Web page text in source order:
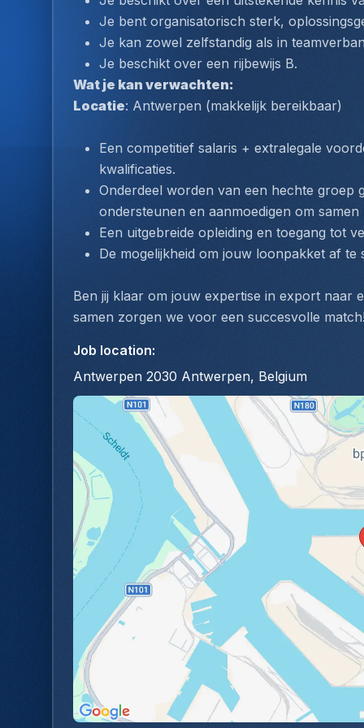
Je bent organisatorisch sterk,
Je kan zowel zelfstandig als in
Je beschikt over een rijbewijs B.
Wat je kan verwachten:
Locatie: Antwerpen (makkelijk bereikbaar)
Een competitief salaris + extralegale
kwalificaties.
Onderdeel worden van een hechte groep
ondersteunen en aanmoedigen om
Een uitgebreide opleiding en toegang tot
De mogelijkheid om jouw loonpakket af
Ben jij klaar om jouw expertise in export naar
samen zorgen we voor een succesvolle match!
Job location:
Antwerpen 2030 Antwerpen, Belgium